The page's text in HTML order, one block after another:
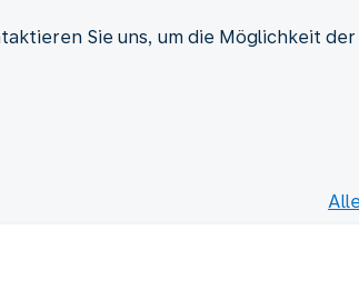
Sie uns, um die Möglichkeit